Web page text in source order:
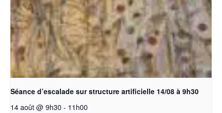
Séance d’escalade sur structure artificielle 14/08 à 9h30
14 août @ 9h30- 11h00